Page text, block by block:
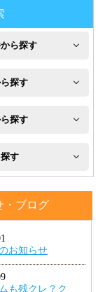
ら探す
探す
探す
す
・ブログ